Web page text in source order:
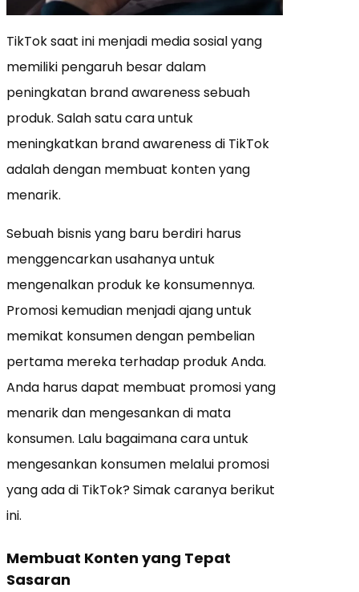
TikTok saat ini menjadi media sosial yang
memiliki pengaruh besar dalam
peningkatan brand awareness sebuah
produk. Salah satu cara untuk
meningkatkan brand awareness di TikTok
adalah dengan membuat konten yang
menarik.
Sebuah bisnis yang baru berdiri harus
menggencarkan usahanya untuk
mengenalkan produk ke konsumennya.
Promosi kemudian menjadi ajang untuk
memikat konsumen dengan pembelian
pertama mereka terhadap produk Anda.
Anda harus dapat membuat promosi yang
menarik dan mengesankan di mata
konsumen. Lalu bagaimana cara untuk
mengesankan konsumen melalui promosi
yang ada di TikTok? Simak caranya berikut
ini.
Membuat Konten yang Tepat
Sasaran